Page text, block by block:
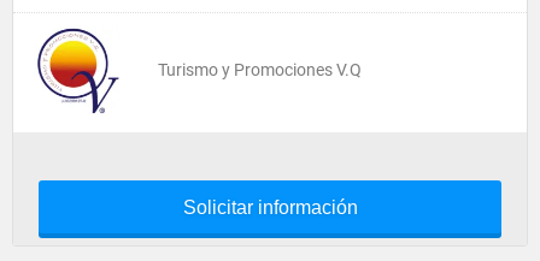
Turismo y Promociones V.Q
Solicitar información